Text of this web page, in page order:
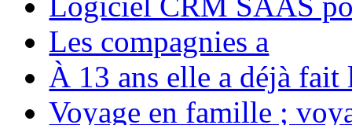
Les compagnies a
À 13 ans elle a déjà
Voyage en famille ;